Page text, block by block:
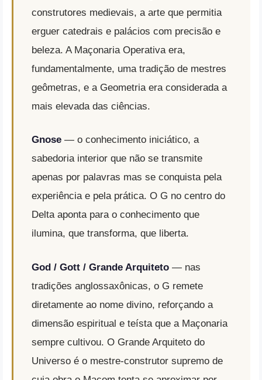
construtores medievais, a arte que permitia
erguer catedrais e palácios com precisão e
beleza. A Maçonaria Operativa era,
fundamentalmente, uma tradição de mestres
geômetras, e a Geometria era considerada a
mais elevada das ciências.
Gnose— o conhecimento iniciático, a
sabedoria interior que não se transmite
apenas por palavras mas se conquista pela
experiência e pela prática. O G no centro do
Delta aponta para o conhecimento que
ilumina, que transforma, que liberta.
God / Gott / Grande Arquiteto— nas
tradições anglossaxônicas, o G remete
diretamente ao nome divino, reforçando a
dimensão espiritual e teísta que a Maçonaria
sempre cultivou. O Grande Arquiteto do
Universo é o mestre-construtor supremo de